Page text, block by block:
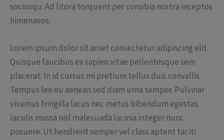
sociosqu. Ad litora torquent per conubia nostra inceptos
himenaeos.
Lorem ipsum dolor sit amet consectetur adipiscing elit.
Quisque faucibus ex sapien vitae pellentesque sem
placerat. In id cursus mi pretium tellus duis convallis.
Tempus leo eu aenean sed diam urna tempor. Pulvinar
vivamus fringilla lacus nec metus bibendum egestas.
Iaculis massa nisl malesuada lacinia integer nunc
posuere. Ut hendrerit semper vel class aptent taciti